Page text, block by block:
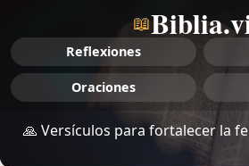
📖
Reflexiones
Oraciones
🙏 Versículos para fortalecer la